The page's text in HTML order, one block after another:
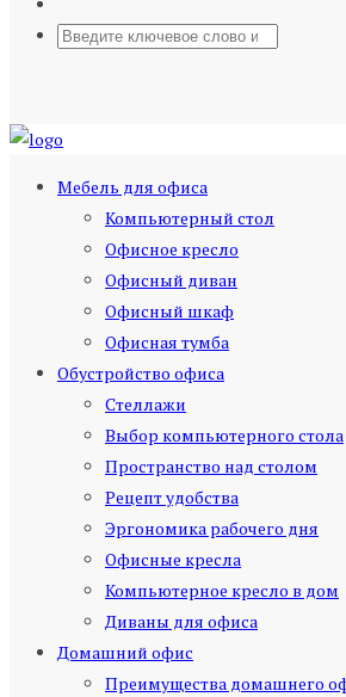
Мебель для офиса
Компьютерный стол
Офисное кресло
Офисный диван
Офисный шкаф
Офисная тумба
Обустройство офиса
Стеллажи
Выбор компьютерного стола
Пространство над столом
Рецепт удобства
Эргономика рабочего дня
Офисные кресла
Компьютерное кресло в дом
Диваны для офиса
Домашний офис
Преимущества домашнего